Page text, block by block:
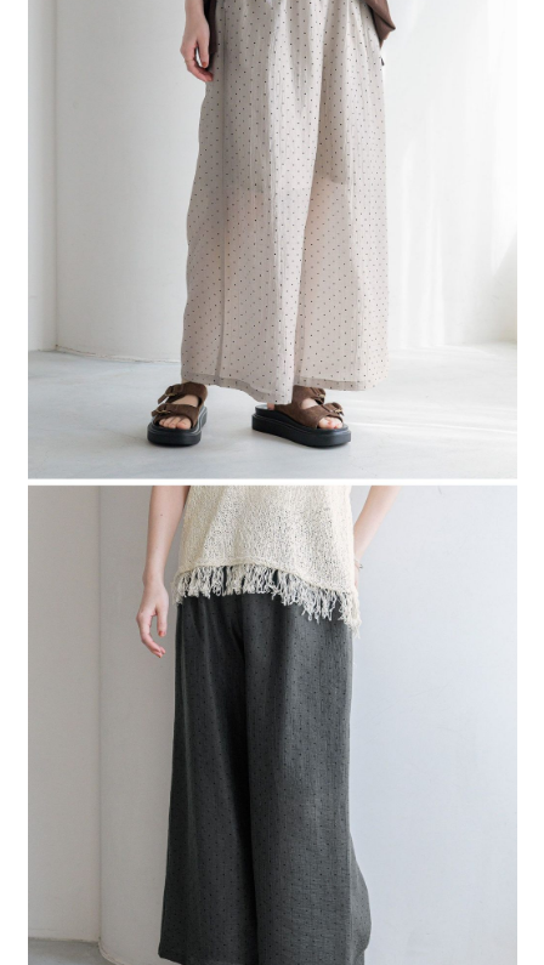
1.本服務係由「台灣大哥大股份有限公司」（以下簡稱本公司）所提供，讓
用戶於交易時，得透過本服務購買商品或服務，並由商店將買賣／分期付款
買賣價金債權讓與本公司後，依約使用本公司帳單繳交帳款。
2.基於同意付款使用「大哥付你分期」之契約關係目的，商店將以您的個人
資料（包含姓名、電話或地址）提供予台灣大哥大進項蒐集、處理及利用，
由本公司與您本人進行分期帳單所需資料之確認、核對及更正。
3.完整用戶服務條款，請詳閱以下連結： https://oppay.tw/userRule
３．收到繳費通知簡訊後14天內，點擊此簡訊中的連結，可透過四大超商／
ATM／網路銀行／等多元方式進行付款，方視為交易完成。
※ 請注意：結帳手續完成當下不需立刻繳費，但若您需要取消訂單，請聯絡
購買商品的店家。未經商家同意取消之訂單仍視為有效，需透過AFTEE先享
※ 交易是否成功請以「AFTEE先享後付 」之結帳頁面顯示為準，若有關於
是否繳費成功／繳費後需取消欲退款等相關疑問，請聯繫「AFTEE先享後付
https://netprotections.freshdesk.com/support/home
１．透過由恩沛科技股份有限公司提供之「AFTEE先享後付」服務完成之交
易，需依本服務之必要範圍內提供個人資料，並將交易相關給付款項請求債
權轉讓予恩沛科技股份有限公司。
２．關於個人資料處理事宜，請瀏覽以下網址： https://aftee.tw/terms/#terms3
３．未成年的使用者請事先徵得法定代理人或監護人之同意方可使用
「AFTEE先享後付」，若未經同意申辦者引起之損失，本公司不負相關責
４．使用「AFTEE先享後付」時，將依據個別帳號之用戶狀況，依本公司即
時審查核予不同之上限額度；若仍有額度不足之情形，本公司將視審查結果
請求用戶進行身份認證。
恩沛科技股份有限公司將有權停止該用戶之使用額度並採取法律行動。
每筆NT$80，滿NT$1,500(含以上)免運費
每筆NT$80，滿NT$1,500(含以上)免運費
每筆NT$80，滿NT$1,500(含以上)免運費